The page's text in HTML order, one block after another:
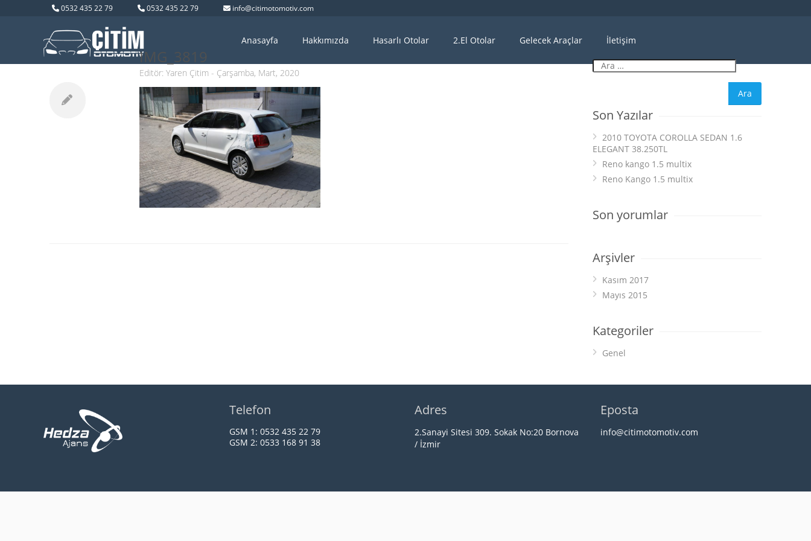
0532 435 22 79 0532 435 22 79 info@citimotomotiv.com
Anasayfa Hakkımızda Hasarlı Otolar 2.El Otolar Gelecek Araçlar İletişim
IMG_3819
Editör: Yaren Çitim - Çarşamba, Mart, 2020
Son Yazılar
2010 TOYOTA COROLLA SEDAN 1.6
ELEGANT 38.250TL
Reno kango 1.5 multix
Reno Kango 1.5 multix
Son yorumlar
Arşivler
Kasım 2017
Mayıs 2015
Kategoriler
Genel
Telefon
GSM 1: 0532 435 22 79
GSM 2: 0533 168 91 38
Adres
2.Sanayi Sitesi 309. Sokak No:20 Bornova
/ İzmir
Eposta
info@citimotomotiv.com